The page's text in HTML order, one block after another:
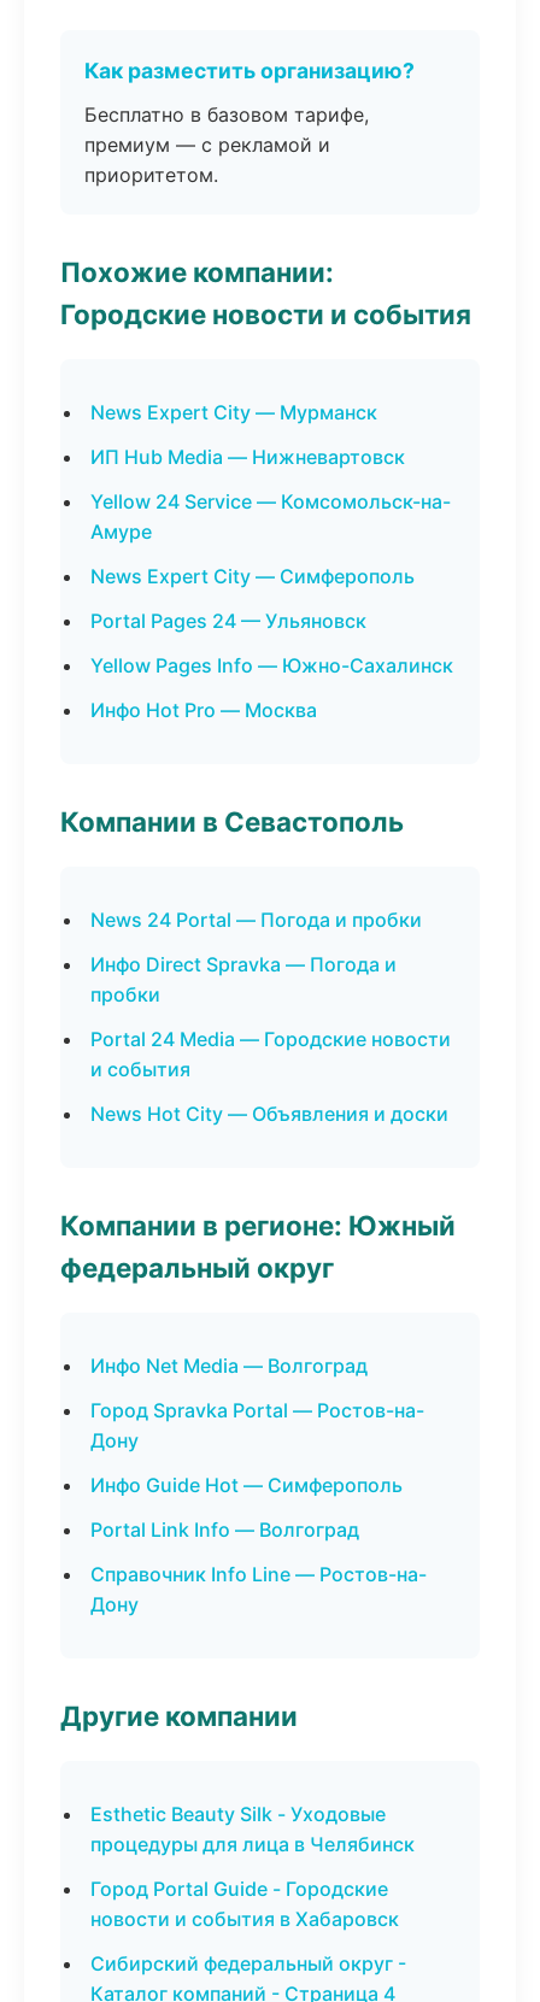
Как разместить организацию?
Бесплатно в базовом тарифе,
премиум — с рекламой и
приоритетом.
Похожие компании:
Городские новости и события
News Expert City — Мурманск
ИП Hub Media — Нижневартовск
Yellow 24 Service — Комсомольск-на-
Амуре
News Expert City — Симферополь
Portal Pages 24 — Ульяновск
Yellow Pages Info — Южно-Сахалинск
Инфо Hot Pro — Москва
Компании в Севастополь
News 24 Portal — Погода и пробки
Инфо Direct Spravka — Погода и
пробки
Portal 24 Media — Городские новости
и события
News Hot City — Объявления и доски
Компании в регионе: Южный
федеральный округ
Инфо Net Media — Волгоград
Город Spravka Portal — Ростов-на-
Дону
Инфо Guide Hot — Симферополь
Portal Link Info — Волгоград
Справочник Info Line — Ростов-на-
Дону
Другие компании
Esthetic Beauty Silk - Уходовые
процедуры для лица в Челябинск
Город Portal Guide - Городские
новости и события в Хабаровск
Сибирский федеральный округ -
Каталог компаний - Страница 4